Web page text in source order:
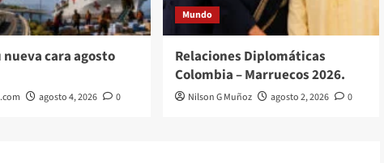
nueva cara agosto
agosto 4, 2026 0
Mundo
Relaciones Diplomáticas
Colombia – Marruecos 2026.
Nilson G Muñoz agosto 2, 2026 0